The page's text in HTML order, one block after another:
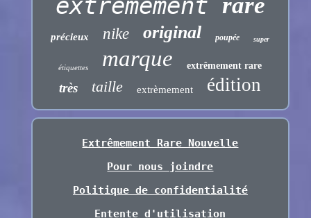
précieux nike original poupée super
étiquettes marque extrêmement rare
très taille extrèmement édition
Extrêmement Rare Nouvelle
Pour nous joindre
Politique de confidentialité
Entente d'utilisation